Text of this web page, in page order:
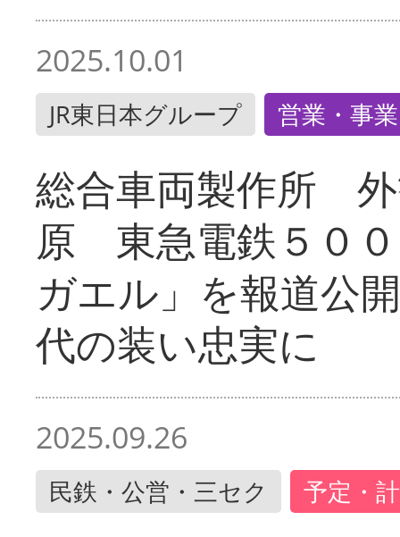
2025.10.01
JR東日本グループ 営業・事
総合車両製作所
原 東急電鉄５０
ガエル」を報道公
代の装い忠実に
2025.09.26
民鉄・公営・三セク 予定・